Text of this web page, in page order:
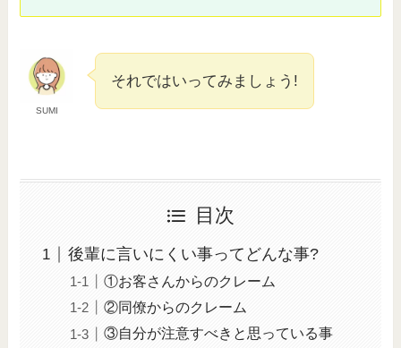
SUMI
それではいってみましょう!
目次
後輩に言いにくい事ってどんな事?
①お客さんからのクレーム
②同僚からのクレーム
③自分が注意すべきと思っている事